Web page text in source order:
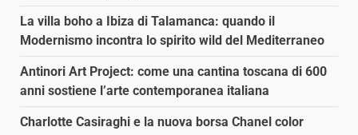
La villa boho a Ibiza di Talamanca: quando il
Modernismo incontra lo spirito wild del Mediterraneo
Antinori Art Project: come una cantina toscana di 600
anni sostiene l’arte contemporanea italiana
Charlotte Casiraghi e la nuova borsa Chanel color